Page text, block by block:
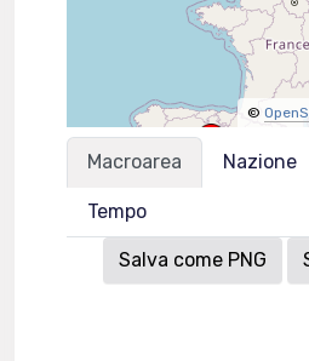
©
Macroarea Nazione
Tempo
Salva come PNG